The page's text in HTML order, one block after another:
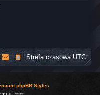
Strefa czasowaUTC
phpBB Styles